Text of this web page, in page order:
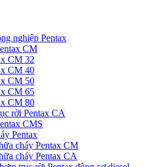
nghiệp Pentax
CM
CM 32
CM 40
CM 50
CM 65
CM 80
rời Pentax CA
CMS
Pentax
cháy Pentax CM
cháy Pentax CA